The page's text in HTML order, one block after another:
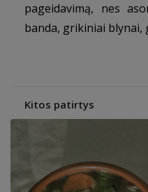
pageidavimą, nes
banda, grikiniai blynai,
Kitos patirtys